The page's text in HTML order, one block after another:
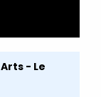
- Le